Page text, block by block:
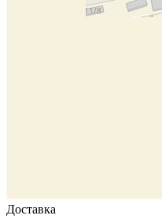
Доставка